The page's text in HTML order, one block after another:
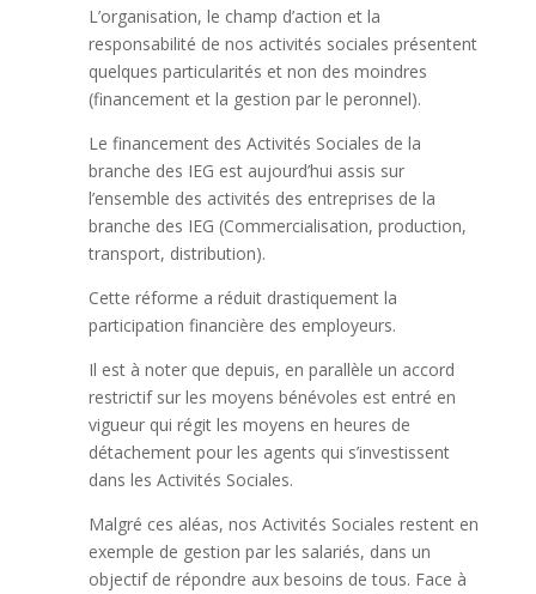
L’organisation, le champ d’action et la
responsabilité de nos activités sociales présentent
quelques particularités et non des moindres
(financement et la gestion par le peronnel).
Le financement des Activités Sociales de la
branche des IEG est aujourd’hui assis sur
l’ensemble des activités des entreprises de la
branche des IEG (Commercialisation, production,
transport, distribution).
Cette réforme a réduit drastiquement la
participation financière des employeurs.
Il est à noter que depuis, en parallèle un accord
restrictif sur les moyens bénévoles est entré en
vigueur qui régit les moyens en heures de
détachement pour les agents qui s’investissent
dans les Activités Sociales.
Malgré ces aléas, nos Activités Sociales restent en
exemple de gestion par les salariés, dans un
objectif de répondre aux besoins de tous. Face à